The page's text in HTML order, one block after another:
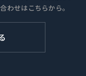
わせはこちらから。